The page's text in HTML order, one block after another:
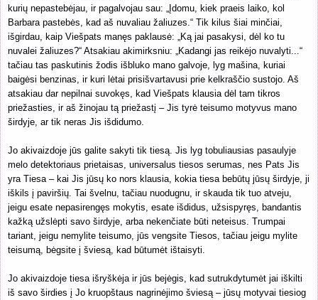
kurių nepastebėjau, ir pagalvojau sau: „Įdomu, kiek praeis laiko, kol
Barbara pastebės, kad aš nuvaliau žaliuzes.“ Tik kilus šiai minčiai,
išgirdau, kaip Viešpats manęs paklausė: „Ką jai pasakysi, dėl ko tu
nuvalei žaliuzes?“ Atsakiau akimirksniu: „Kadangi jas reikėjo nuvalyti...“
tačiau tas paskutinis žodis išbluko mano galvoje, lyg mašina, kuriai
baigėsi benzinas, ir kuri lėtai prisišvartavusi prie kelkraščio sustojo. Aš
atsakiau dar nepilnai suvokęs, kad Viešpats klausia dėl tam tikros
priežasties, ir aš žinojau tą priežastį – Jis tyrė teisumo motyvus mano
širdyje, ar tik neras Jis išdidumo.
Jo akivaizdoje jūs galite sakyti tik tiesą. Jis lyg tobuliausias pasaulyje
melo detektoriaus prietaisas, universalus tiesos serumas, nes Pats Jis
yra Tiesa – kai Jis jūsų ko nors klausia, kokia tiesa bebūtų jūsų širdyje, ji
iškils į paviršių. Tai švelnu, tačiau nuodugnu, ir skauda tik tuo atveju,
jeigu esate nepasirengęs mokytis, esate išdidus, užsispyręs, bandantis
kažką užslėpti savo širdyje, arba nekenčiate būti neteisus. Trumpai
tariant, jeigu nemylite teisumo, jūs vengsite Tiesos, tačiau jeigu mylite
teisumą, bėgsite į šviesą, kad būtumėt ištaisyti.
Jo akivaizdoje tiesa išryškėja ir jūs bejėgis, kad sutrukdytumėt jai iškilti
iš savo širdies į Jo kruopštaus nagrinėjimo šviesą – jūsų motyvai tiesiog